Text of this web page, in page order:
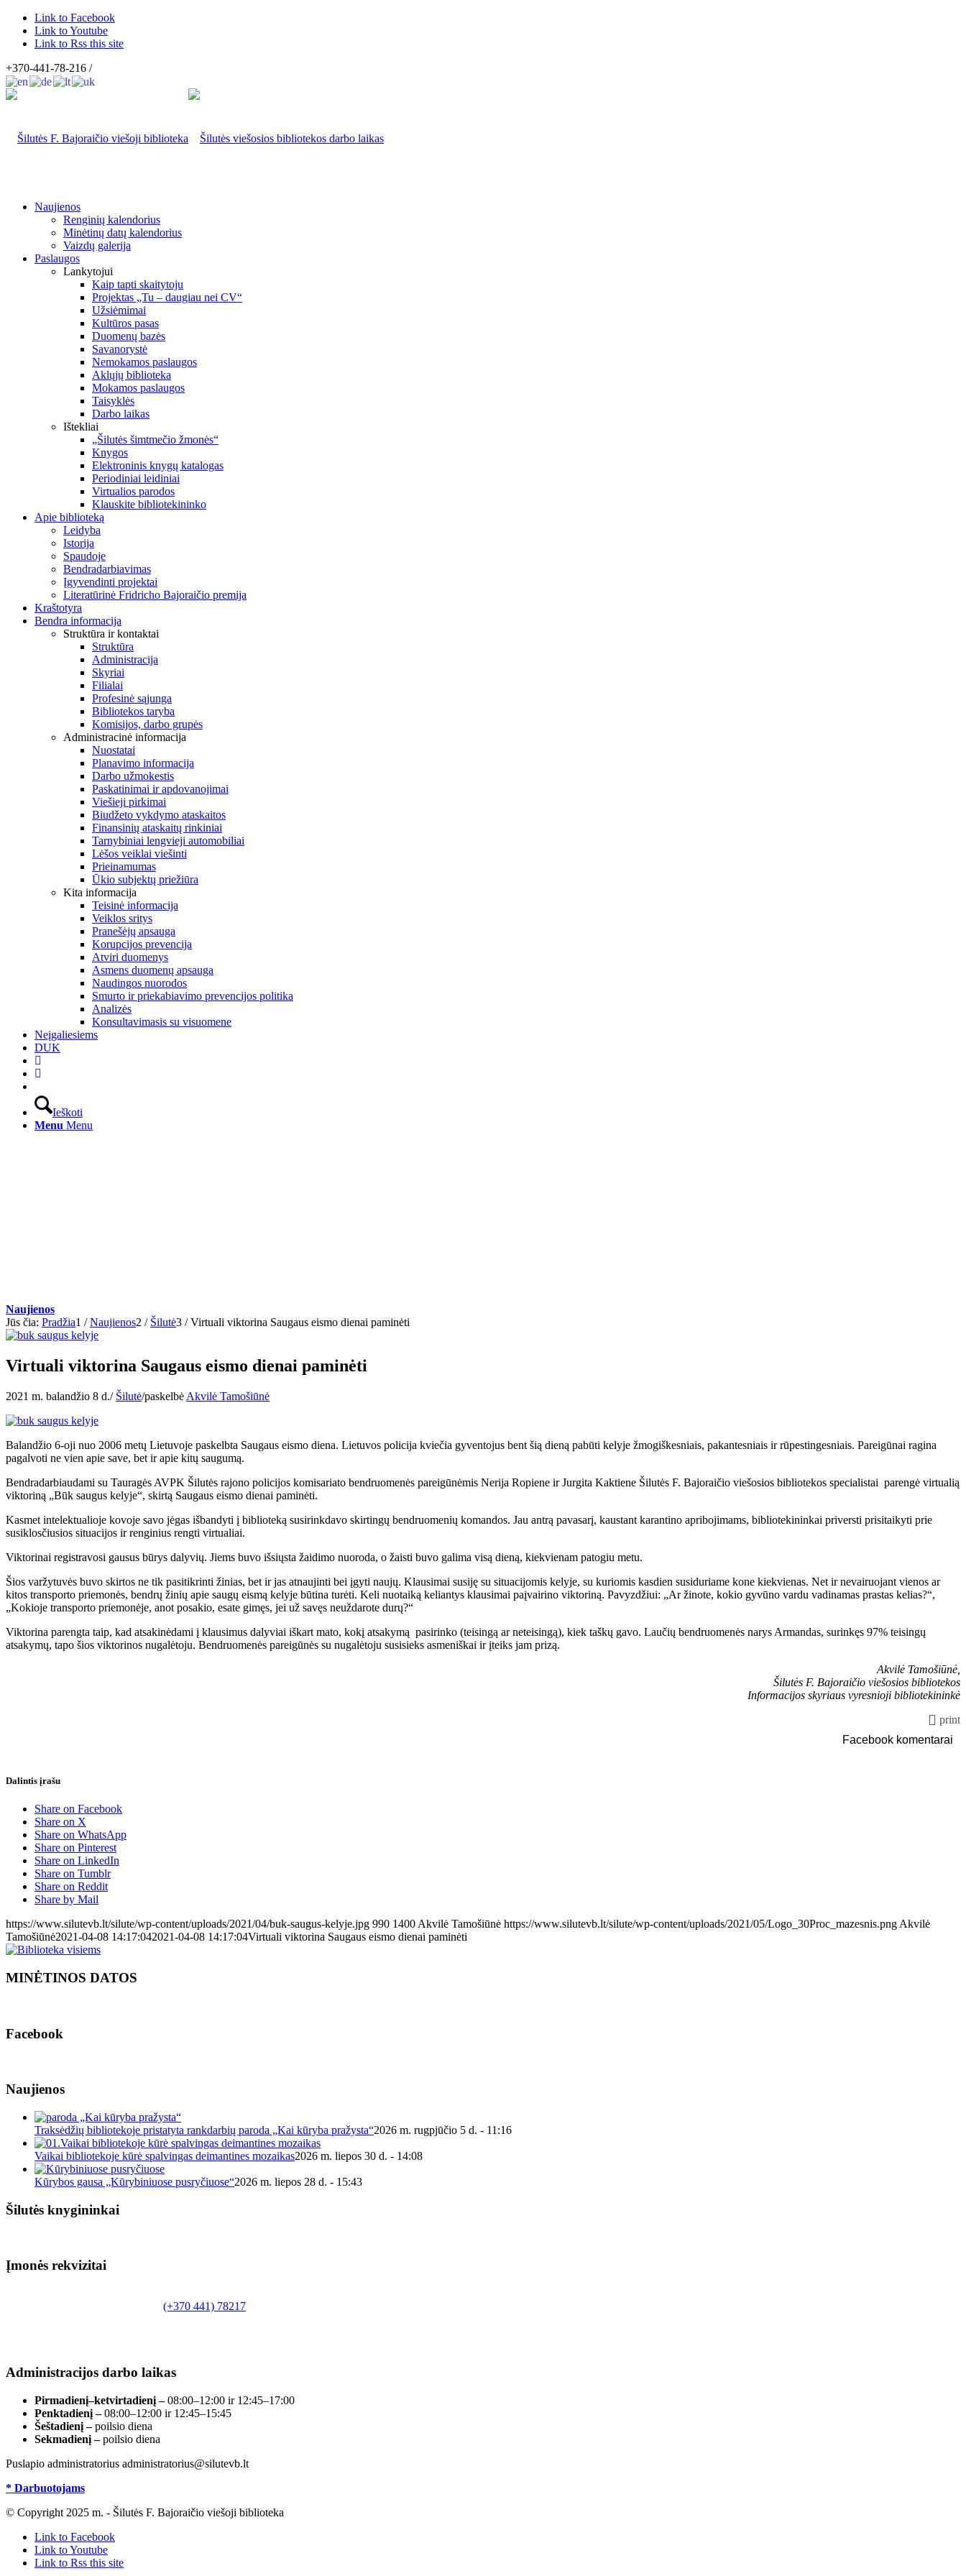
Link to Facebook
Link to Youtube
Link to Rss this site
+370-441-78-216 /
Naujienos
Renginių kalendorius
Minėtinų datų kalendorius
Vaizdų galerija
Paslaugos
Lankytojui
Kaip tapti skaitytoju
Projektas „Tu – daugiau nei CV“
Užsiėmimai
Kultūros pasas
Duomenų bazės
Savanorystė
Nemokamos paslaugos
Aklųjų biblioteka
Mokamos paslaugos
Taisyklės
Darbo laikas
Ištekliai
„Šilutės šimtmečio žmonės“
Knygos
Elektroninis knygų katalogas
Periodiniai leidiniai
Virtualios parodos
Klauskite bibliotekininko
Apie biblioteką
Leidyba
Istorija
Spaudoje
Bendradarbiavimas
Įgyvendinti projektai
Literatūrinė Fridricho Bajoraičio premija
Kraštotyra
Bendra informacija
Struktūra ir kontaktai
Struktūra
Administracija
Skyriai
Filialai
Profesinė sąjunga
Bibliotekos taryba
Komisijos, darbo grupės
Administracinė informacija
Nuostatai
Planavimo informacija
Darbo užmokestis
Paskatinimai ir apdovanojimai
Viešieji pirkimai
Biudžeto vykdymo ataskaitos
Finansinių ataskaitų rinkiniai
Tarnybiniai lengvieji automobiliai
Lėšos veiklai viešinti
Prieinamumas
Ūkio subjektų priežiūra
Kita informacija
Teisinė informacija
Veiklos sritys
Pranešėjų apsauga
Korupcijos prevencija
Atviri duomenys
Asmens duomenų apsauga
Naudingos nuorodos
Smurto ir priekabiavimo prevencijos politika
Analizės
Konsultavimasis su visuomene
Neįgaliesiems
DUK
Ieškoti
Menu Menu
Naujienos
Jūs čia: Pradžia1 / Naujienos2 / Šilutė3 / Virtuali viktorina Saugaus eismo dienai paminėti
Virtuali viktorina Saugaus eismo dienai paminėti
2021 m. balandžio 8 d./ Šilutė/paskelbė Akvilė Tamošiūnė
Balandžio 6-oji nuo 2006 metų Lietuvoje paskelbta Saugaus eismo diena. Lietuvos policija kviečia gyventojus bent šią dieną pabūti kelyje žmogiškesniais, pakantesniais ir rūpestingesniais. Pareigūnai ragina
pagalvoti ne vien apie save, bet ir apie kitų saugumą.
Bendradarbiaudami su Tauragės AVPK Šilutės rajono policijos komisariato bendruomenės pareigūnėmis Nerija Ropiene ir Jurgita Kaktiene Šilutės F. Bajoraičio viešosios bibliotekos specialistai parengė virtualią
viktoriną „Būk saugus kelyje“, skirtą Saugaus eismo dienai paminėti.
Kasmet intelektualioje kovoje savo jėgas išbandyti į biblioteką susirinkdavo skirtingų bendruomenių komandos. Jau antrą pavasarį, kaustant karantino apribojimams, bibliotekininkai priversti prisitaikyti prie
susiklosčiusios situacijos ir renginius rengti virtualiai.
Viktorinai registravosi gausus būrys dalyvių. Jiems buvo išsiųsta žaidimo nuoroda, o žaisti buvo galima visą dieną, kiekvienam patogiu metu.
Šios varžytuvės buvo skirtos ne tik pasitikrinti žinias, bet ir jas atnaujinti bei įgyti naujų. Klausimai susiję su situacijomis kelyje, su kuriomis kasdien susiduriame kone kiekvienas. Net ir nevairuojant vienos ar
kitos transporto priemonės, bendrų žinių apie saugų eismą kelyje būtina turėti. Keli nuotaiką keliantys klausimai paįvairino viktoriną. Pavyzdžiui: „Ar žinote, kokio gyvūno vardu vadinamas prastas kelias?“,
„Kokioje transporto priemonėje, anot posakio, esate gimęs, jei už savęs neuždarote durų?“
Viktorina parengta taip, kad atsakinėdami į klausimus dalyviai iškart mato, kokį atsakymą pasirinko (teisingą ar neteisingą), kiek taškų gavo. Laučių bendruomenės narys Armandas, surinkęs 97% teisingų
atsakymų, tapo šios viktorinos nugalėtoju. Bendruomenės pareigūnės su nugalėtoju susisieks asmeniškai ir įteiks jam prizą.
Akvilė Tamošiūnė,
Šilutės F. Bajoraičio viešosios bibliotekos
Informacijos skyriaus vyresnioji bibliotekininkė
print
Facebook komentarai
Dalintis įrašu
Share on Facebook
Share on X
Share on WhatsApp
Share on Pinterest
Share on LinkedIn
Share on Tumblr
Share on Reddit
Share by Mail
https://www.silutevb.lt/silute/wp-content/uploads/2021/04/buk-saugus-kelyje.jpg 990 1400Akvilė Tamošiūnė https://www.silutevb.lt/silute/wp-content/uploads/2021/05/Logo_30Proc_mazesnis.pngAkvilė
Tamošiūnė2021-04-08 14:17:042021-04-08 14:17:04Virtuali viktorina Saugaus eismo dienai paminėti
MINĖTINOS DATOS
Facebook
Naujienos
Traksėdžių bibliotekoje pristatyta rankdarbių paroda „Kai kūryba pražysta“2026 m. rugpjūčio 5 d. - 11:16
Vaikai bibliotekoje kūrė spalvingas deimantines mozaikas2026 m. liepos 30 d. - 14:08
Kūrybos gausa „Kūrybiniuose pusryčiuose“2026 m. liepos 28 d. - 15:43
Šilutės knygininkai
Įmonės rekvizitai
(+370 441) 78217
Administracijos darbo laikas
Pirmadienį–ketvirtadienį –08:00–12:00 ir 12:45–17:00
Penktadienį –08:00–12:00 ir 12:45–15:45
Šeštadienį –poilsio diena
Sekmadienį –poilsio diena
Puslapio administratorius administratorius@silutevb.lt
* Darbuotojams
© Copyright 2025 m. - Šilutės F. Bajoraičio viešoji biblioteka
Link to Facebook
Link to Youtube
Link to Rss this site